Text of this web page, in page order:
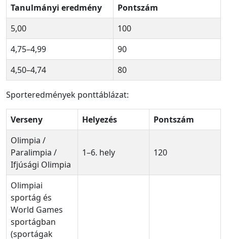
Tanulmányi eredmény
Pontszám
5,00
100
4,75–4,99
90
4,50–4,74
80
Sporteredmények ponttáblázat:
Verseny Helyezés
Pontszám
Olimpia /
Paralimpia /
Ifjúsági Olimpia
1–6. hely 120
Olimpiai
sportág és
World Games
sportágban
(sportágak